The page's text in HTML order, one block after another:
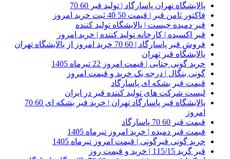
پالایشگاه تهران پاسارگاد | تولید قیر 60 70
فاکتور ثامن قیر | قیمت 50 40 ثبت خرید امروز
قیر دمیده چیست | پالایشگاه تولید کننده
قیر اکسیده | کارخانه تولید کننده | خرید امروز
فروش قیر پاسارگاد | 60 70 خرید امروز از پالایشگاه تهران
پالایشگاه قیر تهران
خرید گونی چتایی | قیمت امروز 22 تیرماه 1405
گونی بنگال | درجه یک خرید و قیمت امروز
قیمت قیر بشکه ای پاسارگاد
لیست شرکت های تولید کننده قیر در ایران
پالایشگاه قیر پاسارگاد تهران | خرید قیر بشکه ای 60 70
امروز
قیمت قیر 60 70 پاسارگاد
قیمت قیر دمیده | خرید امروز تیرماه 1405
خرید گونی قیرگونی | قیمت امروز تیرماه 1405
قیر گرید 115/15 | خرید و قیمت روز